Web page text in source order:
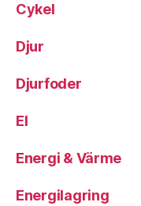
Cykel
Djur
Djurfoder
El
Energi & Värme
Energilagring